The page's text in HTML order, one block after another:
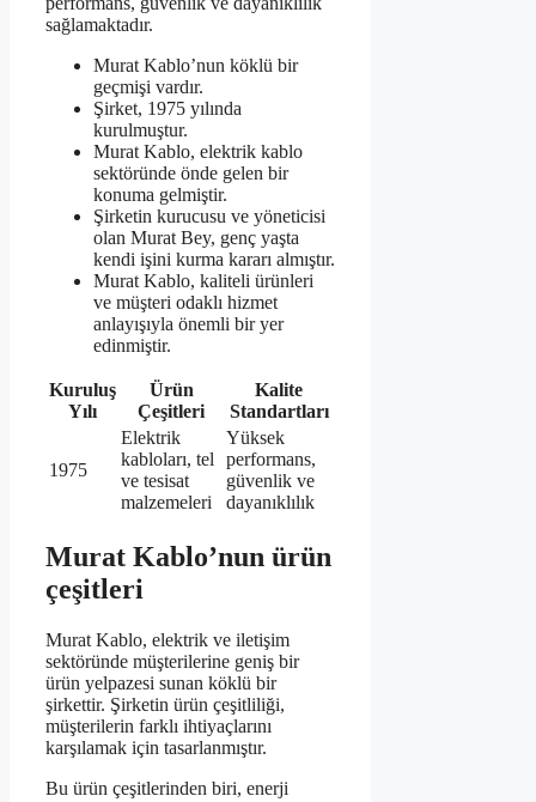
sağlamaktadır.
Murat Kablo’nun köklü bir
geçmişi vardır.
Şirket, 1975 yılında
kurulmuştur.
Murat Kablo, elektrik kablo
sektöründe önde gelen bir
konuma gelmiştir.
Şirketin kurucusu ve yöneticisi
olan Murat Bey, genç yaşta
kendi işini kurma kararı almıştır.
Murat Kablo, kaliteli ürünleri
ve müşteri odaklı hizmet
anlayışıyla önemli bir yer
edinmiştir.
Kuruluş
Yılı
Ürün
Çeşitleri
Kalite
Standartları
1975
Elektrik
kabloları, tel
ve tesisat
malzemeleri
Yüksek
performans,
güvenlik ve
dayanıklılık
Murat Kablo’nun ürün
çeşitleri
Murat Kablo, elektrik ve iletişim
sektöründe müşterilerine geniş bir
ürün yelpazesi sunan köklü bir
şirkettir. Şirketin ürün çeşitliliği,
müşterilerin farklı ihtiyaçlarını
karşılamak için tasarlanmıştır.
Bu ürün çeşitlerinden biri, enerji